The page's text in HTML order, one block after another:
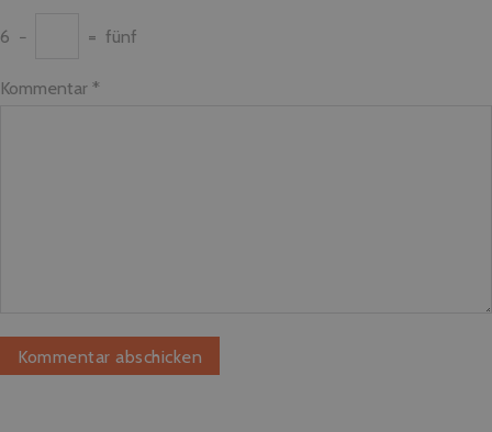
6 − = fünf
Kommentar *